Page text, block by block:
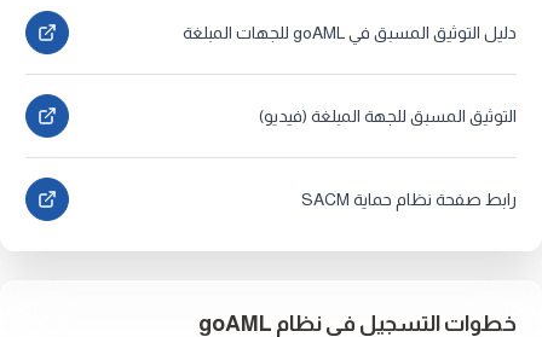
دليل التوثيق المسبق في goAML للجهات المبلغة
التوثيق المسبق للجهة المبلغة (فيديو)
رابط صفحة نظام حماية SACM
خطوات التسجيل في نظام goAML